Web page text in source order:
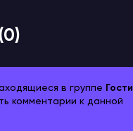
в группе Гости
комментарии к данной